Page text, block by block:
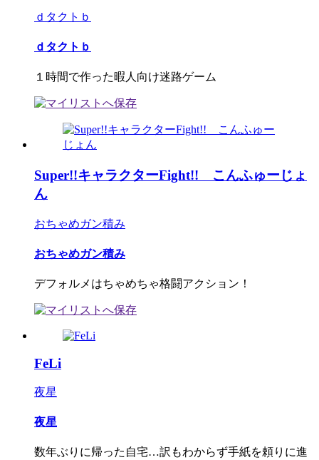
ｄタクトｂ
ｄタクトｂ
１時間で作った暇人向け迷路ゲーム
Super!!キャラクターFight!! こんふゅーじょ
ん
おちゃめガン積み
おちゃめガン積み
デフォルメはちゃめちゃ格闘アクション！
FeLi
夜星
夜星
数年ぶりに帰った自宅…訳もわからず手紙を頼りに進